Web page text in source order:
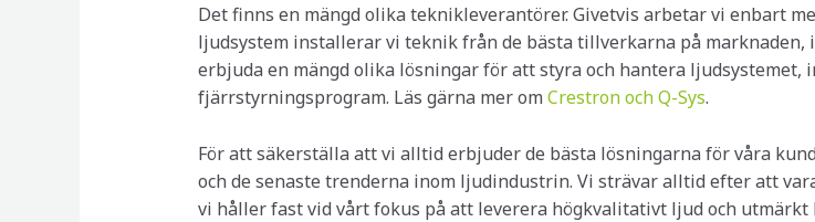
Det finns en mängd olika teknikleverantörer. Givetvis arbetar vi enbart
ljudsystem installerar vi teknik från de bästa tillverkarna på marknaden,
erbjuda en mängd olika lösningar för att styra och hantera
fjärrstyrningsprogram. Läs gärna mer om Crestron och Q-Sys.
För att säkerställa att vi alltid erbjuder de bästa lösningarna för våra
och de senaste trenderna inom ljudindustrin. Vi strävar alltid efter att
vi håller fast vid vårt fokus på att leverera högkvalitativt ljud och utmärkt